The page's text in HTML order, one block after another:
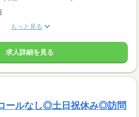
もっと見る
求人詳細を見る
ールなし◎土日祝休み◎訪問